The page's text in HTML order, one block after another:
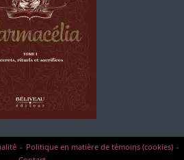
Politique en matière de témoins (cookies)